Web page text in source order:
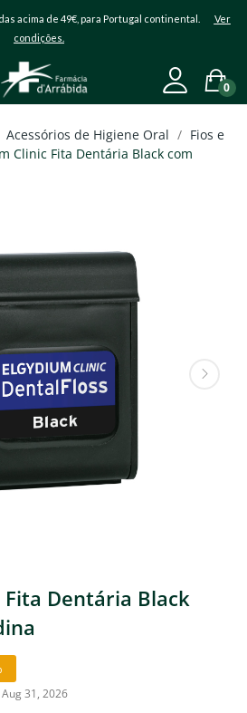
acima de 49€, para Portugal continental. Ver
condições.
0
Acessórios de Higiene Oral
Fios e
Clinic Fita Dentária Black com
Fita Dentária Black
31, 2026